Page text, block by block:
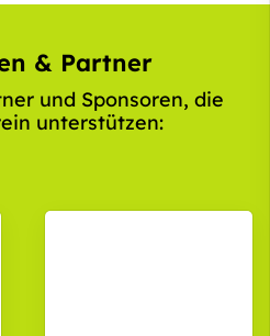
& Partner
und Sponsoren, die
unterstützen: